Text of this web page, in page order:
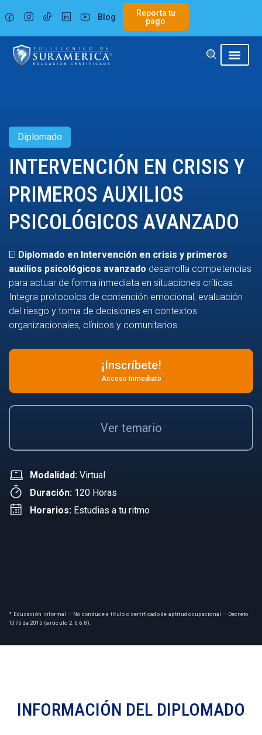
al
contenido
Blog
Reporta tu
pago
Diplomado
INTERVENCIÓN EN CRISIS Y
PRIMEROS AUXILIOS
PSICOLÓGICOS AVANZADO
El Diplomado en Intervención en crisis y primeros
auxilios psicológicos avanzado desarrolla competencias
para actuar de forma inmediata en situaciones críticas.
Integra protocolos de contención emocional, evaluación
del riesgo y toma de decisiones en contextos
organizacionales, clínicos y comunitarios.
¡Inscríbete!
Acceso Inmediato
Ver temario
Modalidad: Virtual
Duración: 120 Horas
Horarios: Estudias a tu ritmo
* Educación informal – No conduce a título o certificado de aptitud ocupacional – Decreto
1075 de 2015 (artículo 2.6.6.8).
INFORMACIÓN DEL DIPLOMADO